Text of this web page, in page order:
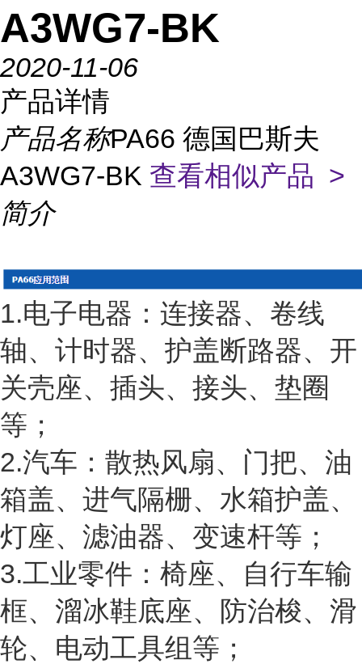
A3WG7-BK
2020-11-06
产品详情
产品名称PA66 德国巴斯夫
A3WG7-BK 查看相似产品 >
简介
1.电子电器：连接器、卷线
轴、计时器、护盖断路器、开
关壳座、插头、接头、垫圈
等；
2.汽车：散热风扇、门把、油
箱盖、进气隔栅、水箱护盖、
灯座、滤油器、变速杆等；
3.工业零件：椅座、自行车输
框、溜冰鞋底座、防治梭、滑
轮、电动工具组等；